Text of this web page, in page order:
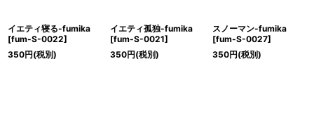
イエティ寝る-fumika
[fum-S-0022]
350円(税別)
イエティ孤独-fumika
[fum-S-0021]
350円(税別)
スノーマン-fumika
[fum-S-0027]
350円(税別)